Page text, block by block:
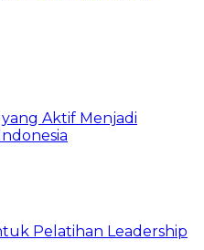
Aktif Menjadi
Pelatihan Leadership